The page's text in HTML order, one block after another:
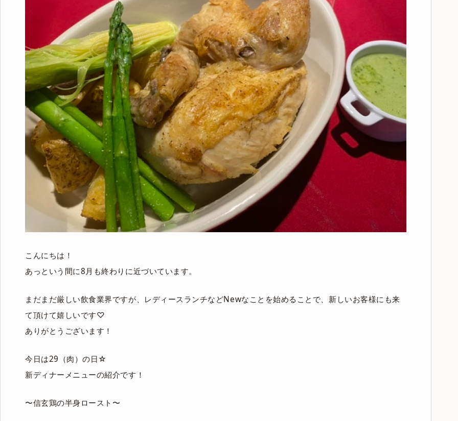
こんにちは！
あっという間に8月も終わりに近づいています。
まだまだ厳しい飲食業界ですが、レディースランチなどNewなことを始めることで、新しいお客様にも来
て頂けて嬉しいです♡
ありがとうございます！
今日は29（肉）の日☆
新ディナーメニューの紹介です！
〜信玄鶏の半身ロースト〜